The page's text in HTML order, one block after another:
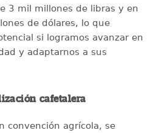
3 mil millones de libras y en
de dólares, lo que
si logramos avanzar en
y adaptarnos a sus
cafetalera
convención agrícola, se